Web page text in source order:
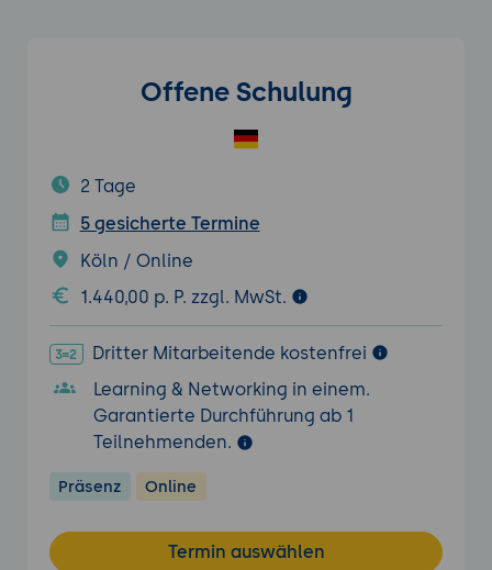
Offene Schulung
2 Tage
5 gesicherte Termine
Köln / Online
1.440,00 p. P. zzgl. MwSt.
Dritter Mitarbeitende kostenfrei
Learning & Networking in einem.
Garantierte Durchführung ab 1
Teilnehmenden.
Präsenz Online
Termin auswählen